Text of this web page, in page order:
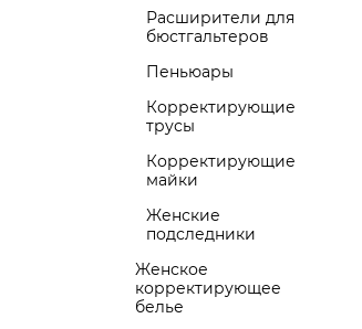
Расширители для
бюстгальтеров
Пеньюары
Корректирующие
трусы
Корректирующие
майки
Женские
подследники
Женское
корректирующее
белье